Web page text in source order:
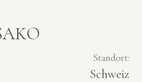
Standort:
Schweiz